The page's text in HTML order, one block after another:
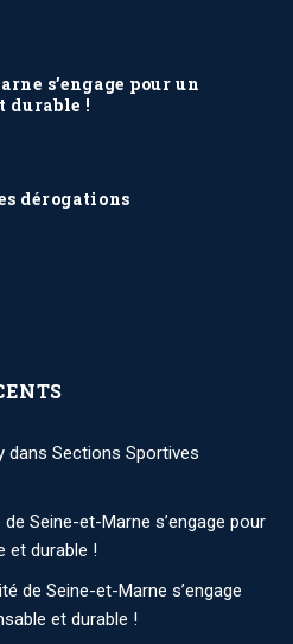
s’engage pour un
durable !
dérogations
dans Sections Sportives
Seine-et-Marne s’engage pour
et durable !
de Seine-et-Marne s’engage
et durable !